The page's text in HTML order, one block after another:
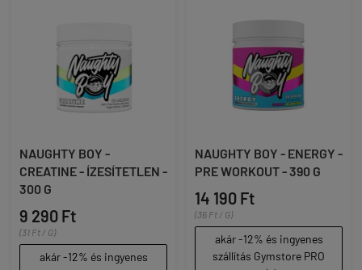
NAUGHTY BOY -
CREATINE - ÍZESÍTETLEN -
300 G
9 290 Ft
(31 Ft / G)
akár -12% és ingyenes
NAUGHTY BOY - ENERGY -
PRE WORKOUT - 390 G
14 190 Ft
(36 Ft / G)
akár -12% és ingyenes
szállítás Gymstore PRO